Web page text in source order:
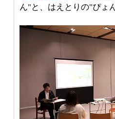
ん"と、はえとりの"ぴょ